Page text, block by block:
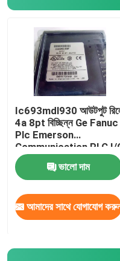
Ic693mdl930 আউটপুট
4a 8pt বিচ্ছিন্ন Ge Fanuc
Plc Emerson
Communication PLC I/
মডিউল
ভালো দাম
আমাদের সাথে যোগাযোগ